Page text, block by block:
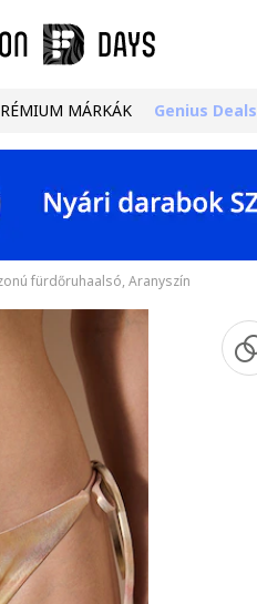
MÁRKÁK Genius Deals
fürdőruhaalsó, Aranyszín